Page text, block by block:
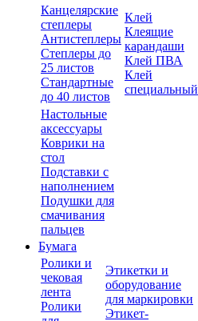
Канцелярские
степлеры
Антистеплеры
Степлеры до
25 листов
Стандартные
до 40 листов
Клей
Клеящие
карандаши
Клей ПВА
Клей
специальный
Настольные
аксессуары
Коврики на
стол
Подставки с
наполнением
Подушки для
смачивания
пальцев
Бумага
Ролики и
чековая
лента
Ролики
Этикетки и
оборудование
для маркировки
Этикет-